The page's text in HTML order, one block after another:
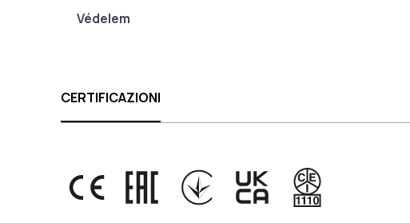
Védelem
CERTIFICAZIONI